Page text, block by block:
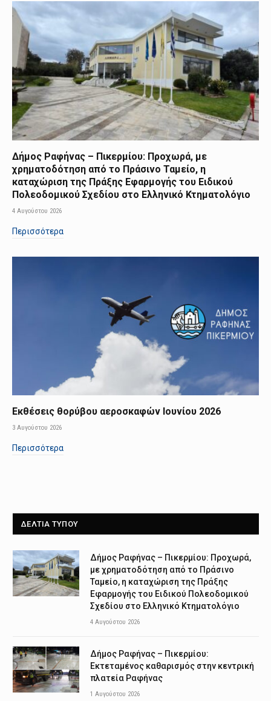
Δήμος Ραφήνας – Πικερμίου: Προχωρά, με
χρηματοδότηση από το Πράσινο Ταμείο, η
καταχώριση της Πράξης Εφαρμογής του Ειδικού
Πολεοδομικού Σχεδίου στο Ελληνικό Κτηματολόγιο
4 Αυγούστου 2026
Περισσότερα
Εκθέσεις θορύβου αεροσκαφών Ιουνίου 2026
3 Αυγούστου 2026
Περισσότερα
ΔΕΛΤΙΑ ΤΥΠΟΥ
Δήμος Ραφήνας – Πικερμίου: Προχωρά,
με χρηματοδότηση από το Πράσινο
Ταμείο, η καταχώριση της Πράξης
Εφαρμογής του Ειδικού Πολεοδομικού
Σχεδίου στο Ελληνικό Κτηματολόγιο
4 Αυγούστου 2026
Δήμος Ραφήνας – Πικερμίου:
Εκτεταμένος καθαρισμός στην κεντρική
πλατεία Ραφήνας
1 Αυγούστου 2026